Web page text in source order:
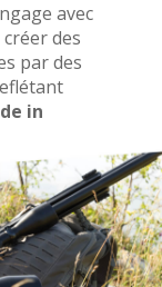
avec
des
par des
in